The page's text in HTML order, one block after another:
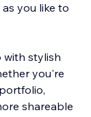
you like to
with stylish
you're
shareable